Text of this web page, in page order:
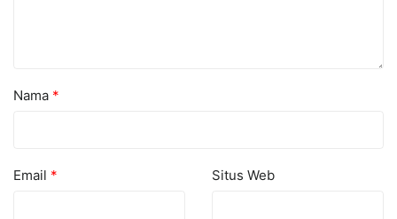
Nama *
Email * Situs Web